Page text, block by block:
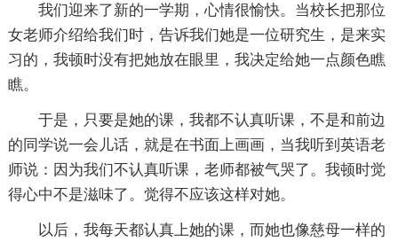
我们迎来了新的一学期，心情很愉快。当校长把那位
女老师介绍给我们时，告诉我们她是一位研究生，是来实
习的，我顿时没有把她放在眼里，我决定给她一点颜色瞧
瞧。
于是，只要是她的课，我都不认真听课，不是和前边
的同学说一会儿话，就是在书面上画画，当我听到英语老
师说：因为我们不认真听课，老师都被气哭了。我顿时觉
得心中不是滋味了。觉得不应该这样对她。
以后，我每天都认真上她的课，而她也像慈母一样的